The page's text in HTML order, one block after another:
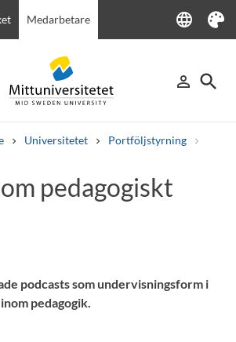
Medarbetare language
Language
Tema
person_outline
Logga in
search
Sök
Universitetet Portföljstyrning
pedagogiskt
podcasts som undervisningsform i
pedagogik.